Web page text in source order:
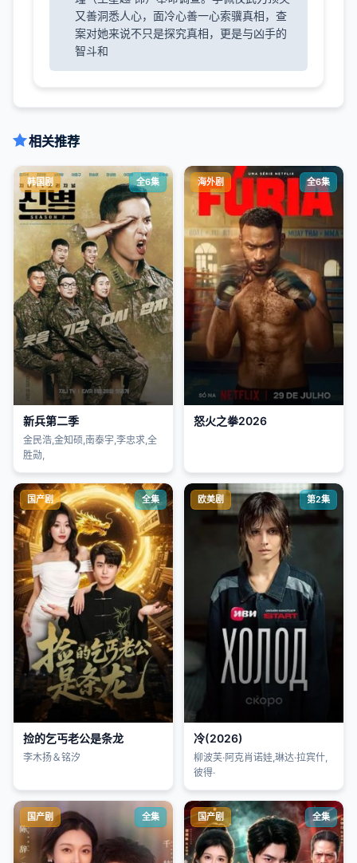
又善洞悉人心，面冷心善一心索骥真相，查
案对她来说不只是探究真相，更是与凶手的
智斗和
相关推荐
韩国剧 全6集
新兵第二季
金民浩,金知硕,南泰宇,李忠求,全
胜勋,
海外剧 全6集
怒火之拳2026
国产剧 全集
捡的乞丐老公是条龙
李木扬＆铭汐
欧美剧 第2集
冷(2026)
柳波芙·阿克肖诺娃,琳达·拉宾什,
彼得·
国产剧 全集 国产剧 全集